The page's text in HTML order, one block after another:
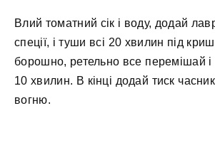
Влий томатний сік і воду, додай
спеції, і туши всі 20 хвилин під
борошно, ретельно все перемішай
10 хвилин. В кінці додай тиск
вогню.